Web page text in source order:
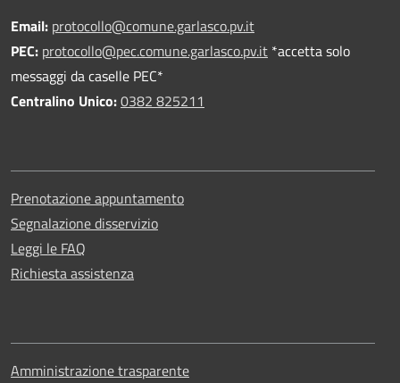
Email: protocollo@comune.garlasco.pv.it
PEC: protocollo@pec.comune.garlasco.pv.it *accetta solo
messaggi da caselle PEC*
Centralino Unico:0382 825211
Prenotazione appuntamento
Segnalazione disservizio
Leggi le FAQ
Richiesta assistenza
Amministrazione trasparente